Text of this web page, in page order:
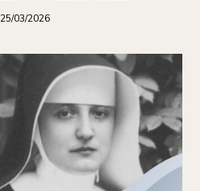
25/03/2026